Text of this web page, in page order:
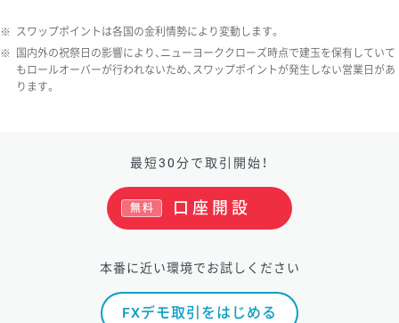
※ スワップポイントは各国の金利情勢により変動します。
※
国内外の祝祭日の影響により、ニューヨーククローズ時点で建玉を保有していて
もロールオーバーが行われないため、スワップポイントが発生しない営業日があ
ります。
最短30分で取引開始！
口座開設
無料
本番に近い環境でお試しください
FXデモ取引をはじめる